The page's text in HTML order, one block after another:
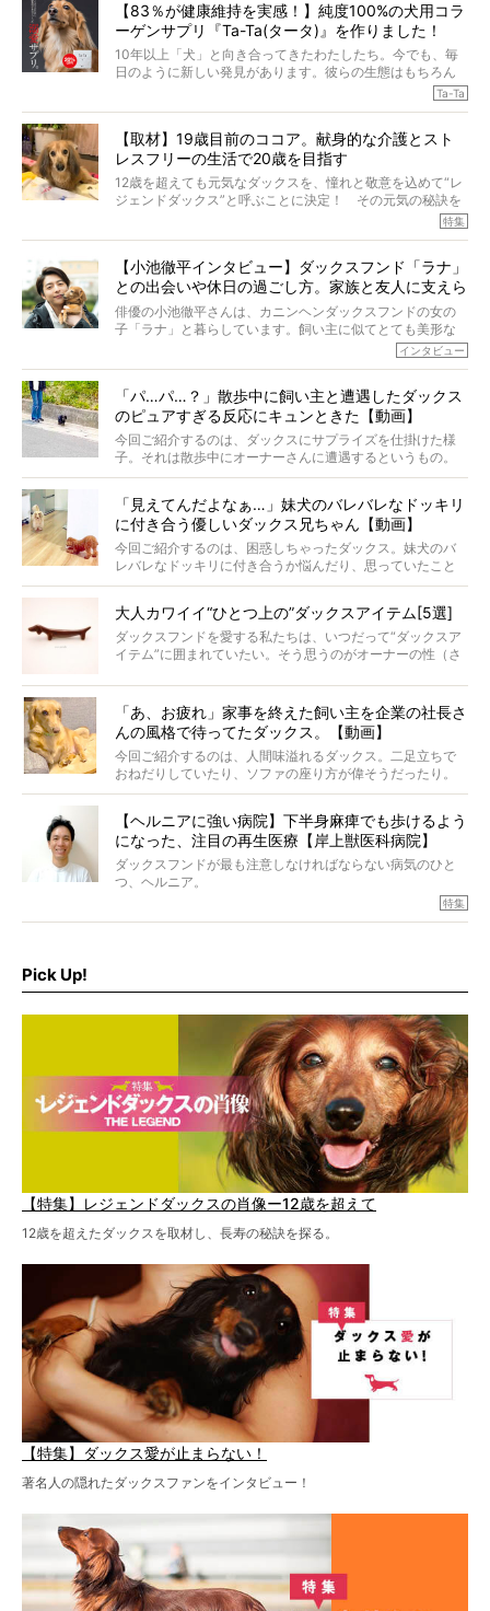
【83％が健康維持を実感！】純度100%の犬用コラ
ーゲンサプリ『Ta-Ta(タータ)』を作りました！
10年以上「犬」と向き合ってきたわたしたち。今でも、毎
日のように新しい発見があります。彼らの生態はもちろん
のこと、「食事」に関することも同じです。昔の犬は25年
代の犬の食事は“ある重要な栄養”が不足しがちになっている
というのです。
それを効率よくおぎなってくれるのが、コラーゲン！ そ
こでわたしたちは、純度100%の犬用コラーゲンサプリ
『Ta-Ta(タータ)』を作りました！
愛犬家の83％が「健康維持を実感した」と評判のTa-Ta(タ
か届きますように。
Ta-Ta
【取材】19歳目前のココア。献身的な介護とスト
レスフリーの生活で20歳を目指す
12歳を超えても元気なダックスを、憧れと敬意を込めて“レ
ジェンドダックス”と呼ぶことに決定！ その元気の秘訣を
オーナーさんに伺うのが、特集『レジェンドダックスの肖
く」というオーナーさんのポリシーのもと、甘やかさずに
育てられ、18歳になるまで定期検査すらしたことがなかっ
たというココアくん。果たしてその長生きの秘訣とは。
特集
【小池徹平インタビュー】ダックスフンド「ラナ」
との出会いや休日の過ごし方。家族と友人に支えら
れてー
俳優の小池徹平さんは、カニンヘンダックスフンドの女の
子「ラナ」と暮らしています。飼い主に似てとても美形な
ラナは、現在８才。小池さんのインスタグラムでは、ラナ
ケメンから愛されているラナは、去年の誕生日に小池さん
からプレゼントしてもらったハーネスをつけて撮影に参加
してくれました。
インタビュー
「パ…パ…？」散歩中に飼い主と遭遇したダックス
のピュアすぎる反応にキュンときた【動画】
今回ご紹介するのは、ダックスにサプライズを仕掛けた様
子。それは散歩中にオーナーさんに遭遇するというもの。
戸惑って歩きを止めたり、すぐに気付いて追いかけたり、
「見えてんだよなぁ…」妹犬のバレバレなドッキリ
に付き合う優しいダックス兄ちゃん【動画】
今回ご紹介するのは、困惑しちゃったダックス。妹犬のバ
レバレなドッキリに付き合うか悩んだり、思っていたこと
と違う事態に陥ったり。そんなお悩み全開なダックスの様
大人カワイイ“ひとつ上の”ダックスアイテム[5選]
ダックスフンドを愛する私たちは、いつだって“ダックスア
イテム”に囲まれていたい。そう思うのがオーナーの性（さ
ムをご紹介。
「あ、お疲れ」家事を終えた飼い主を企業の社長さ
んの風格で待ってたダックス。【動画】
今回ご紹介するのは、人間味溢れるダックス。二足立ちで
おねだりしていたり、ソファの座り方が偉そうだったり。
今にも言葉を発しそうなダックスの姿は、もう人間にしか
【ヘルニアに強い病院】下半身麻痺でも歩けるよう
になった、注目の再生医療【岸上獣医科病院】
ダックスフンドが最も注意しなければならない病気のひと
つ、ヘルニア。
特集『ヘルニアに、負けない』では、ヘルニアに強い動物
を点滴投与する治療により、歩けなかった子が投与37日で
特集
Pick Up!
【特集】レジェンドダックスの肖像ー12歳を超えて
12歳を超えたダックスを取材し、長寿の秘訣を探る。
【特集】ダックス愛が止まらない！
著名人の隠れたダックスファンをインタビュー！